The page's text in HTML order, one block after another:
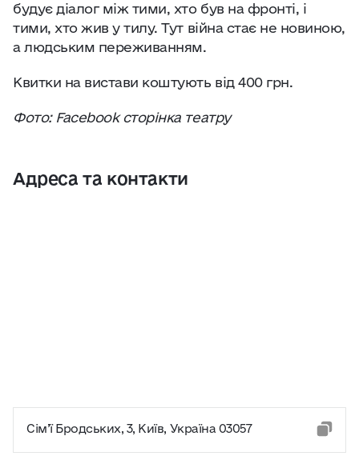
будує діалог між тими, хто був на фронті, і
тими, хто жив у тилу. Тут війна стає не новиною,
а людським переживанням.
Квитки на вистави коштують від 400 грн.
Фото: Facebook сторінка театру
Адреса та контакти
Сім’ї Бродських, 3, Київ, Україна 03057